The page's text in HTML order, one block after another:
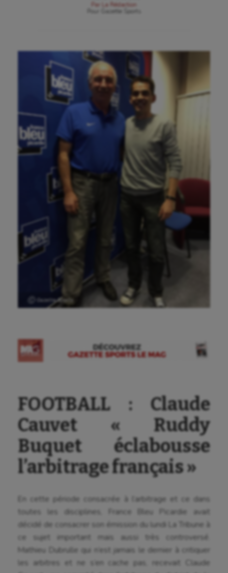
Par
La Rédaction
Gazette Sports
Ⓒ Gazette Sports
FOOTBALL : Claude
Cauvet « Ruddy
Buquet éclabousse
l’arbitrage français »
En cette période consacrée à l’arbitrage et ce dans
toutes les disciplines, France Bleu Picardie avait
décidé de consacrer son émission du lundi La Tribune à
ce sujet important mais aussi très controversé.
Mathieu Dubrulle qui n’est jamais le dernier à critiquer
les arbitres et ne s’en cache pas, recevait Claude